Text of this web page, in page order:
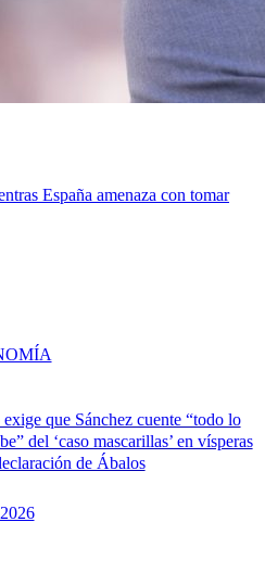
España amenaza con tomar
que Sánchez cuente “todo lo
del ‘caso mascarillas’ en vísperas
de Ábalos